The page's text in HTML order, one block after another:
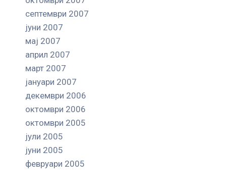
септември 2007
јуни 2007
мај 2007
април 2007
март 2007
јануари 2007
декември 2006
октомври 2006
октомври 2005
јули 2005
јуни 2005
февруари 2005